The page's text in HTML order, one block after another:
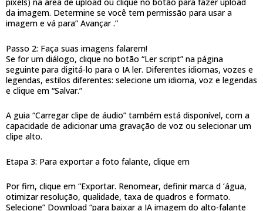
da imagem. Determine se você tem permissão para usar a
imagem e vá para” Avançar .”
Passo 2: Faça suas imagens falarem!
Se for um diálogo, clique no botão “Ler script” na página
seguinte para digitá-lo para o IA ler. Diferentes idiomas, vozes e
legendas, estilos diferentes: selecione um idioma, voz e legendas
e clique em “Salvar.”
A guia “Carregar clipe de áudio” também está disponível, com a
capacidade de adicionar uma gravação de voz ou selecionar um
clipe alto.
Etapa 3: Para exportar a foto falante, clique em
Por fim, clique em “Exportar. Renomear, definir marca d ‘água,
otimizar resolução, qualidade, taxa de quadros e formato.
Selecione” Download “para baixar a IA imagem do alto-falante